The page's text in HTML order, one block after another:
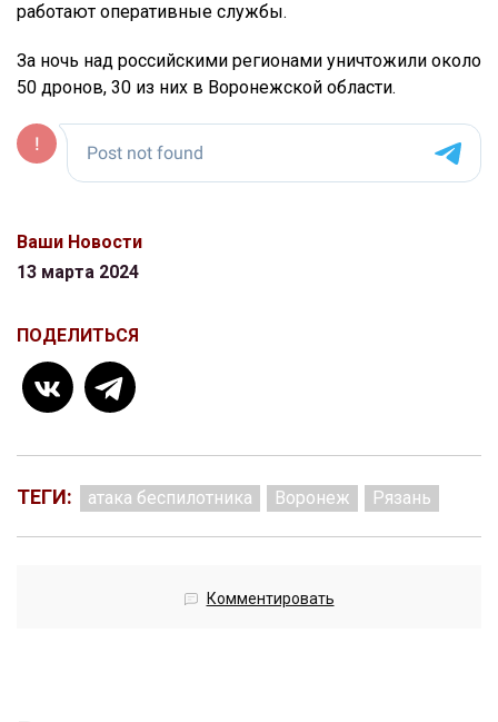
работают оперативные службы.
За ночь над российскими регионами уничтожили около
50 дронов, 30 из них в Воронежской области.
Ваши Новости
13 марта 2024
ПОДЕЛИТЬСЯ
ТЕГИ: атака беспилотника Воронеж Рязань
Комментировать